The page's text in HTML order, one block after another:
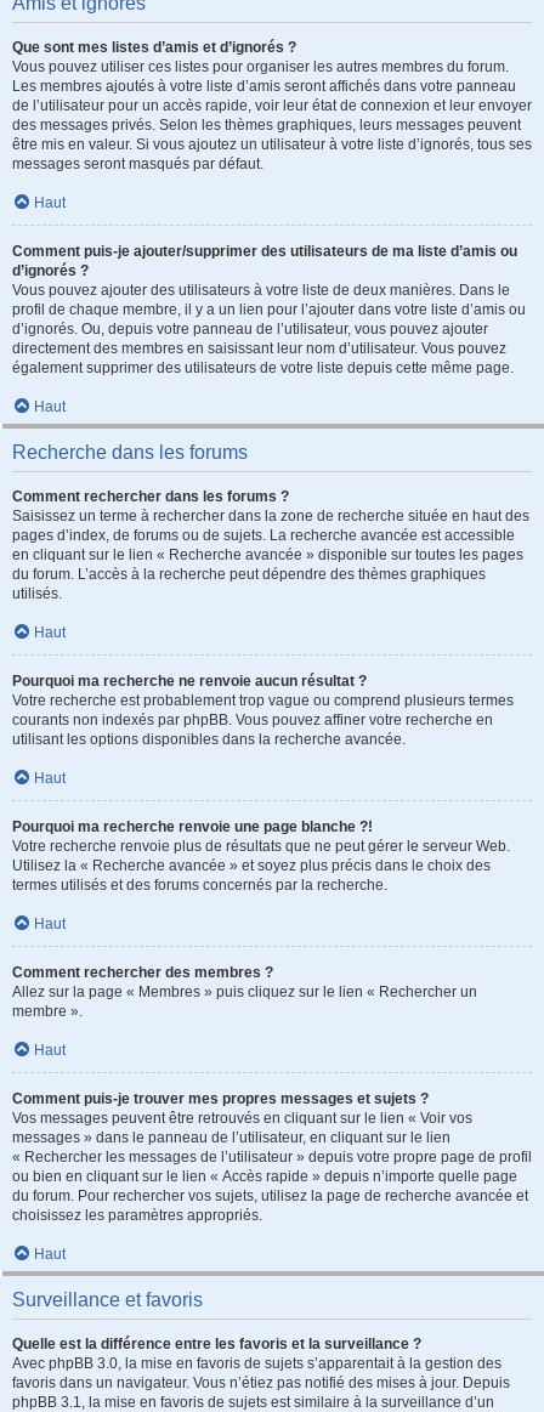
Que sont mes listes d’amis et d’ignorés ?
Vous pouvez utiliser ces listes pour organiser les autres membres du forum.
Les membres ajoutés à votre liste d’amis seront affichés dans votre panneau
de l’utilisateur pour un accès rapide, voir leur état de connexion et leur envoyer
des messages privés. Selon les thèmes graphiques, leurs messages peuvent
être mis en valeur. Si vous ajoutez un utilisateur à votre liste d’ignorés, tous ses
messages seront masqués par défaut.
Haut
Comment puis-je ajouter/supprimer des utilisateurs de ma liste d’amis ou
d’ignorés ?
Vous pouvez ajouter des utilisateurs à votre liste de deux manières. Dans le
profil de chaque membre, il y a un lien pour l’ajouter dans votre liste d’amis ou
d’ignorés. Ou, depuis votre panneau de l’utilisateur, vous pouvez ajouter
directement des membres en saisissant leur nom d’utilisateur. Vous pouvez
également supprimer des utilisateurs de votre liste depuis cette même page.
Haut
Recherche dans les forums
Comment rechercher dans les forums ?
Saisissez un terme à rechercher dans la zone de recherche située en haut des
pages d’index, de forums ou de sujets. La recherche avancée est accessible
en cliquant sur le lien « Recherche avancée » disponible sur toutes les pages
du forum. L’accès à la recherche peut dépendre des thèmes graphiques
utilisés.
Haut
Pourquoi ma recherche ne renvoie aucun résultat ?
Votre recherche est probablement trop vague ou comprend plusieurs termes
courants non indexés par phpBB. Vous pouvez affiner votre recherche en
utilisant les options disponibles dans la recherche avancée.
Haut
Pourquoi ma recherche renvoie une page blanche ?!
Votre recherche renvoie plus de résultats que ne peut gérer le serveur Web.
Utilisez la « Recherche avancée » et soyez plus précis dans le choix des
termes utilisés et des forums concernés par la recherche.
Haut
Comment rechercher des membres ?
Allez sur la page « Membres » puis cliquez sur le lien « Rechercher un
membre ».
Haut
Comment puis-je trouver mes propres messages et sujets ?
Vos messages peuvent être retrouvés en cliquant sur le lien « Voir vos
messages » dans le panneau de l’utilisateur, en cliquant sur le lien
« Rechercher les messages de l’utilisateur » depuis votre propre page de profil
ou bien en cliquant sur le lien « Accès rapide » depuis n’importe quelle page
du forum. Pour rechercher vos sujets, utilisez la page de recherche avancée et
choisissez les paramètres appropriés.
Haut
Surveillance et favoris
Quelle est la différence entre les favoris et la surveillance ?
Avec phpBB 3.0, la mise en favoris de sujets s’apparentait à la gestion des
favoris dans un navigateur. Vous n’étiez pas notifié des mises à jour. Depuis
phpBB 3.1, la mise en favoris de sujets est similaire à la surveillance d’un